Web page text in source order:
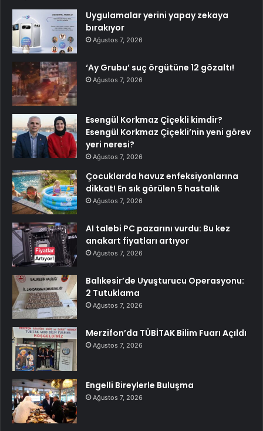
Uygulamalar yerini yapay zekaya
bırakıyor
Ağustos 7, 2026
‘Ay Grubu’ suç örgütüne 12 gözaltı!
Ağustos 7, 2026
Esengül Korkmaz Çiçekli kimdir?
Esengül Korkmaz Çiçekli’nin yeni görev
yeri neresi?
Ağustos 7, 2026
Çocuklarda havuz enfeksiyonlarına
dikkat! En sık görülen 5 hastalık
Ağustos 7, 2026
AI talebi PC pazarını vurdu: Bu kez
anakart fiyatları artıyor
Ağustos 7, 2026
Balıkesir’de Uyuşturucu Operasyonu:
2 Tutuklama
Ağustos 7, 2026
Merzifon’da TÜBİTAK Bilim Fuarı Açıldı
Ağustos 7, 2026
Engelli Bireylerle Buluşma
Ağustos 7, 2026